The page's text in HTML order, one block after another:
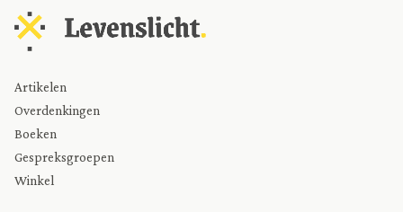
Artikelen
Overdenkingen
Boeken
Gespreksgroepen
Winkel